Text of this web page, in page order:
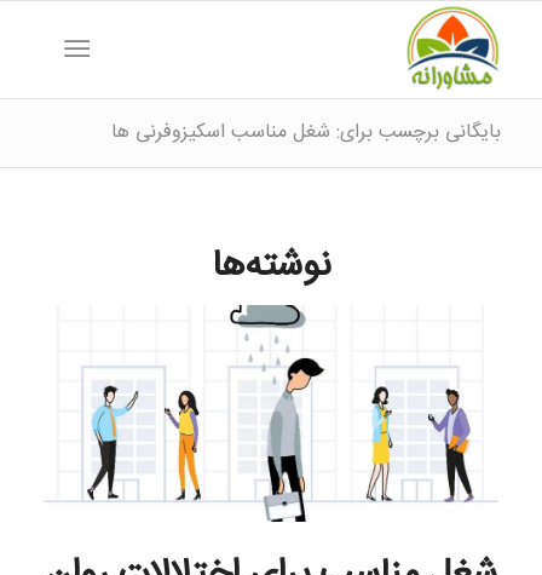
بایگانی برچسب برای: شغل مناسب اسکیزوفرنی ها
نوشته‌ها